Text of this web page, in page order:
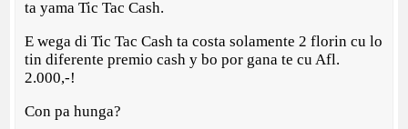
ta yama Tic Tac Cash.
E wega di Tic Tac Cash ta costa solamente 2 florin cu lo
tin diferente premio cash y bo por gana te cu Afl.
2.000,-!
Con pa hunga?